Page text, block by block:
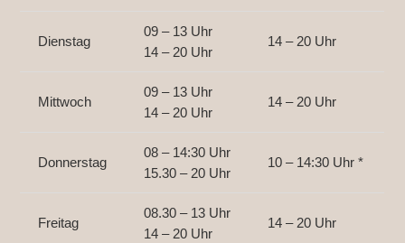
Dienstag
09 – 13 Uhr
14 – 20 Uhr
14 – 20 Uhr
Mittwoch
09 – 13 Uhr
14 – 20 Uhr
14 – 20 Uhr
Donnerstag
08 – 14:30 Uhr
15.30 – 20 Uhr
10 – 14:30 Uhr *
Freitag
08.30 – 13 Uhr
14 – 20 Uhr
14 – 20 Uhr